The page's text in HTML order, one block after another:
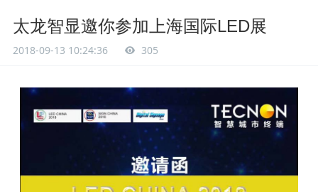
太龙智显邀你参加上海国际LED展
2018-09-13 10:24:36 305